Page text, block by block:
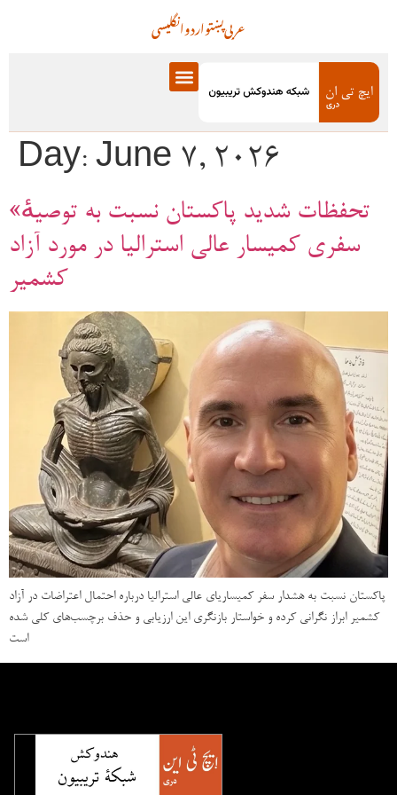
انگلیسیاردوپښتوعربی
Day: June 7, 2026
«تحفظات شدید پاکستان نسبت به توصیهٔ
سفری کمیسار عالی استرالیا در مورد آزاد
کشمیر
پاکستان نسبت به هشدار سفر کمیساریای عالی استرالیا درباره احتمال اعتراضات در آزاد
کشمیر ابراز نگرانی کرده و خواستار بازنگری این ارزیابی و حذف برچسب‌های کلی شده
است